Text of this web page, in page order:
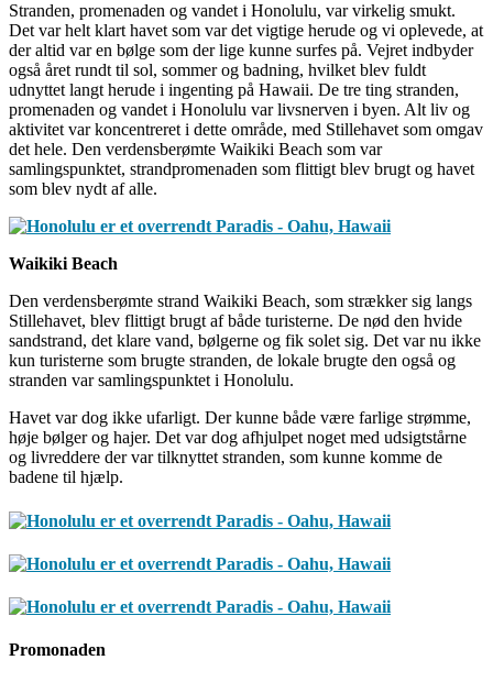
Stranden, promenaden og vandet i Honolulu, var virkelig smukt.
Det var helt klart havet som var det vigtige herude og vi oplevede, at
der altid var en bølge som der lige kunne surfes på. Vejret indbyder
også året rundt til sol, sommer og badning, hvilket blev fuldt
udnyttet langt herude i ingenting på Hawaii. De tre ting stranden,
promenaden og vandet i Honolulu var livsnerven i byen. Alt liv og
aktivitet var koncentreret i dette område, med Stillehavet som omgav
det hele. Den verdensberømte Waikiki Beach som var
samlingspunktet, strandpromenaden som flittigt blev brugt og havet
som blev nydt af alle.
Waikiki Beach
Den verdensberømte strand Waikiki Beach, som strækker sig langs
Stillehavet, blev flittigt brugt af både turisterne. De nød den hvide
sandstrand, det klare vand, bølgerne og fik solet sig. Det var nu ikke
kun turisterne som brugte stranden, de lokale brugte den også og
stranden var samlingspunktet i Honolulu.
Havet var dog ikke ufarligt. Der kunne både være farlige strømme,
høje bølger og hajer. Det var dog afhjulpet noget med udsigtstårne
og livreddere der var tilknyttet stranden, som kunne komme de
badene til hjælp.
Promonaden